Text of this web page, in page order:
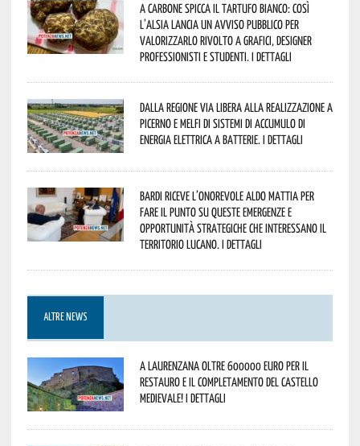
A Carbone spicca il tartufo bianco: così
l’Alsia lancia un avviso pubblico per
valorizzarlo rivolto a grafici, designer
professionisti e studenti. I dettagli
Dalla Regione via libera alla realizzazione a
Picerno e Melfi di sistemi di accumulo di
energia elettrica a batterie. I dettagli
Bardi riceve l’onorevole Aldo Mattia per
fare il punto su queste emergenze e
opportunità strategiche che interessano il
territorio lucano. I dettagli
ALTRE NEWS
A Laurenzana oltre 600000 euro per il
restauro e il completamento del Castello
Medievale! I dettagli